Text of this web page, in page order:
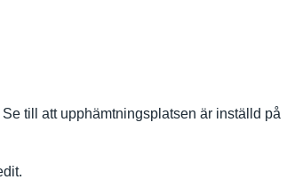
till att upphämtningsplatsen är inställd på